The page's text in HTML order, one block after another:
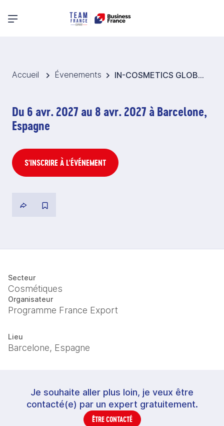
Menu principal
Accueil Évenements IN-COSMETICS GLOBAL EUROPE 2027 - Pavillon France Amont de la filière cosmétique - Espagne
Du 6 avr. 2027 au 8 avr. 2027 à Barcelone,
Espagne
S'INSCRIRE À L'ÉVÉNEMENT
Secteur
Cosmétiques
Organisateur
Programme France Export
Lieu
Barcelone, Espagne
Je souhaite aller plus loin, je veux être
contacté(e) par un expert gratuitement.
ÊTRE CONTACTÉ